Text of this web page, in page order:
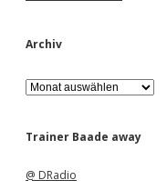
Archiv
A
r
h
Trainer Baade away
@ DRadio